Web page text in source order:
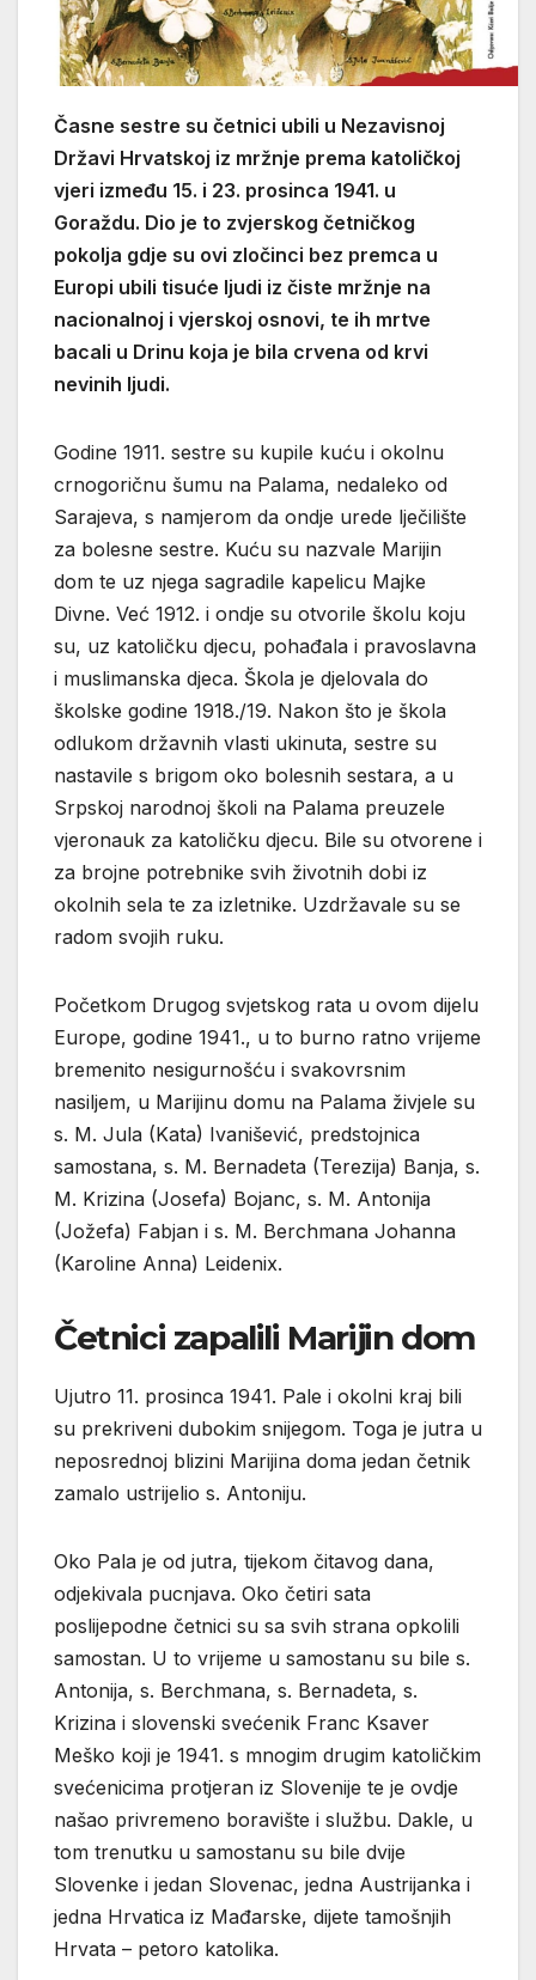
Časne sestre su četnici ubili u Nezavisnoj
Državi Hrvatskoj iz mržnje prema katoličkoj
vjeri između 15. i 23. prosinca 1941. u
Goraždu. Dio je to zvjerskog četničkog
pokolja gdje su ovi zločinci bez premca u
Europi ubili tisuće ljudi iz čiste mržnje na
nacionalnoj i vjerskoj osnovi, te ih mrtve
bacali u Drinu koja je bila crvena od krvi
nevinih ljudi.
Godine 1911. sestre su kupile kuću i okolnu
crnogoričnu šumu na Palama, nedaleko od
Sarajeva, s namjerom da ondje urede lječilište
za bolesne sestre. Kuću su nazvale Marijin
dom te uz njega sagradile kapelicu Majke
Divne. Već 1912. i ondje su otvorile školu koju
su, uz katoličku djecu, pohađala i pravoslavna
i muslimanska djeca. Škola je djelovala do
školske godine 1918./19. Nakon što je škola
odlukom državnih vlasti ukinuta, sestre su
nastavile s brigom oko bolesnih sestara, a u
Srpskoj narodnoj školi na Palama preuzele
vjeronauk za katoličku djecu. Bile su otvorene i
za brojne potrebnike svih životnih dobi iz
okolnih sela te za izletnike. Uzdržavale su se
radom svojih ruku.
Početkom Drugog svjetskog rata u ovom dijelu
Europe, godine 1941., u to burno ratno vrijeme
bremenito nesigurnošću i svakovrsnim
nasiljem, u Marijinu domu na Palama živjele su
s. M. Jula (Kata) Ivanišević, predstojnica
samostana, s. M. Bernadeta (Terezija) Banja, s.
M. Krizina (Josefa) Bojanc, s. M. Antonija
(Jožefa) Fabjan i s. M. Berchmana Johanna
(Karoline Anna) Leidenix.
Četnici zapalili Marijin dom
Ujutro 11. prosinca 1941. Pale i okolni kraj bili
su prekriveni dubokim snijegom. Toga je jutra u
neposrednoj blizini Marijina doma jedan četnik
zamalo ustrijelio s. Antoniju.
Oko Pala je od jutra, tijekom čitavog dana,
odjekivala pucnjava. Oko četiri sata
poslijepodne četnici su sa svih strana opkolili
samostan. U to vrijeme u samostanu su bile s.
Antonija, s. Berchmana, s. Bernadeta, s.
Krizina i slovenski svećenik Franc Ksaver
Meško koji je 1941. s mnogim drugim katoličkim
svećenicima protjeran iz Slovenije te je ovdje
našao privremeno boravište i službu. Dakle, u
tom trenutku u samostanu su bile dvije
Slovenke i jedan Slovenac, jedna Austrijanka i
jedna Hrvatica iz Mađarske, dijete tamošnjih
Hrvata – petoro katolika.